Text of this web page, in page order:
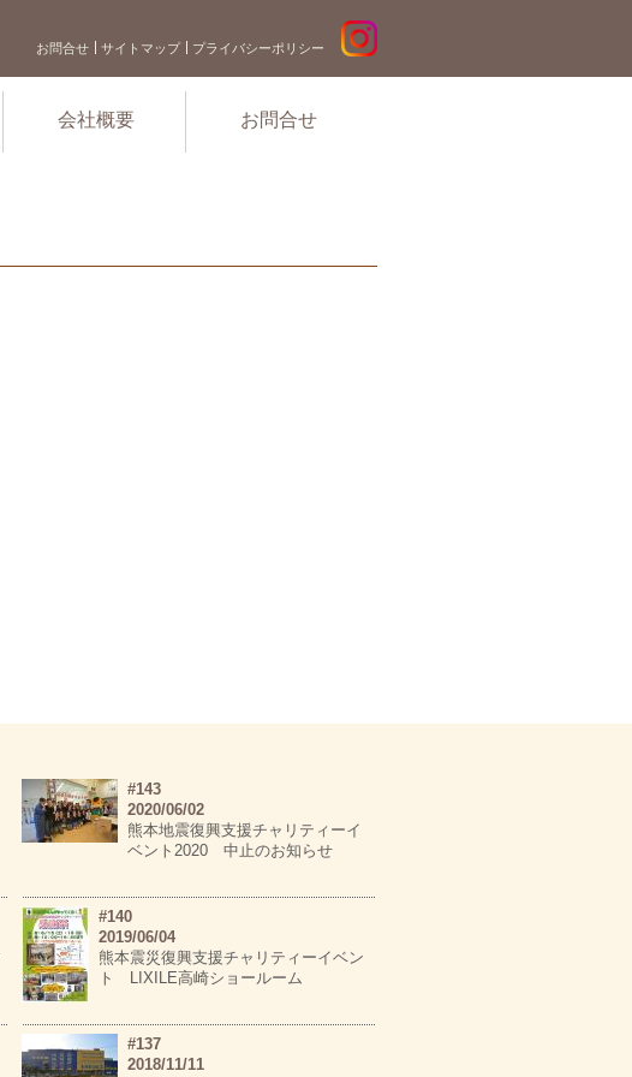
お問合せ サイトマップ プライバシーポリシー
会社概要 お問合せ
#143
2020/06/02
熊本地震復興支援チャリティーイ
ベント2020 中止のお知らせ
#140
2019/06/04
熊本震災復興支援チャリティーイベン
ト LIXILE高崎ショールーム
#137
2018/11/11